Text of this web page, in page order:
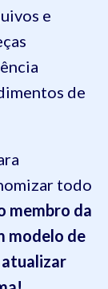
e
de
todo
membro da
modelo de
atualizar